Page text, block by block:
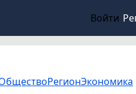
Войти
РегионЭкономика